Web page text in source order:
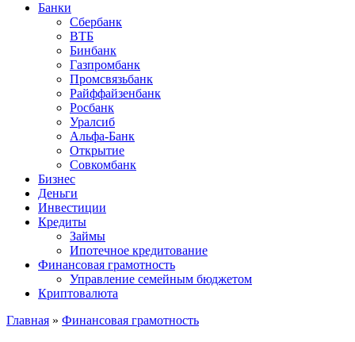
Банки
Сбербанк
ВТБ
Бинбанк
Газпромбанк
Промсвязьбанк
Райффайзенбанк
Росбанк
Уралсиб
Альфа-Банк
Открытие
Совкомбанк
Бизнес
Деньги
Инвестиции
Кредиты
Займы
Ипотечное кредитование
Финансовая грамотность
Управление семейным бюджетом
Криптовалюта
Главная » Финансовая грамотность